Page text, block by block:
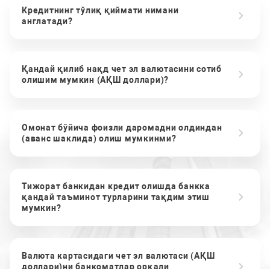
Кредитнинг тўлиқ қиймати нимани
англатади?
Қандай қилиб нақд чет эл валютасини сотиб
олишим мумкин (АҚШ доллари)?
Омонат бўйича фоизли даромадни олдиндан
(аванс шаклида) олиш мумкинми?
Тижорат банкидан кредит олишда банкка
қандай таъминот турларини тақдим этиш
мумкин?
Валюта картасидаги чет эл валютаси (АҚШ
доллари)ни банкоматлар орқали